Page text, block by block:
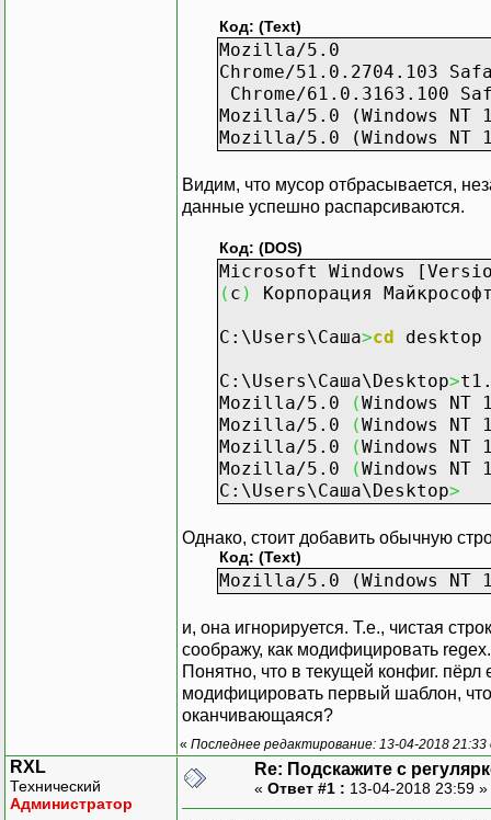
Код: (Text)
Mozilla/5.0
Chrome/51.0.2704.103
Chrome/61.0.3163.100
Mozilla/5.0 (Windows NT
Mozilla/5.0 (Windows NT
Видим, что мусор отбрасывается,
данные успешно распарсиваются.
Код: (DOS)
Microsoft Windows
( c ) Корпорация
C:\Users\Саша>cd desktop
C:\Users\Саша\Desktop>
Mozilla/5.0
(Windows NT
Mozilla/5.0
(Windows NT
Mozilla/5.0
(Windows
Mozilla/5.0
(Windows
C:\Users\Саша\Desktop>
Однако, стоит добавить обычную
Код: (Text)
Mozilla/5.0 (Windows NT
и, она игнорируется. Т.е., чистая
соображу, как модифицировать regex.
Понятно, что в текущей конфиг. пёрл
модифицировать первый шаблон,
оканчивающаяся?
« Последнее редактирование: 13-04-2018
RXL
Технический
Администратор
Re: Подскажите с
« Ответ #1 : 13-04-2018 23:59 »